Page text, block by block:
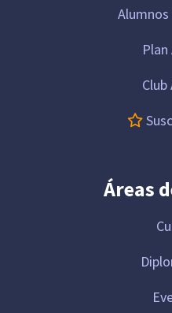
Alumnos
Club
Áreas